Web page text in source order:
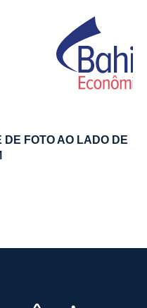
DE FOTO AO LADO DE